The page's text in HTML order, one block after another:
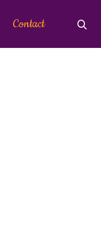
Contact